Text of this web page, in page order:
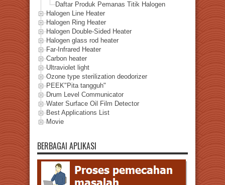
Daftar Produk Pemanas Titik Halogen
Halogen Line Heater
Halogen Ring Heater
Halogen Double-Sided Heater
Halogen glass rod heater
Far-Infrared Heater
Carbon heater
Ultraviolet light
Ozone type sterilization deodorizer
PEEK"Pita tangguh"
Drum Level Communicator
Water Surface Oil Film Detector
Best Applications List
Movie
BERBAGAI APLIKASI